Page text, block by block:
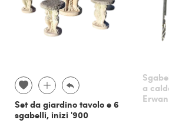
Set da giardino tavolo e 6
sgabelli, inizi '900
a